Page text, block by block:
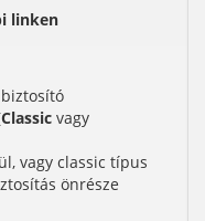
linken
Classic vagy
vagy classic típus
önrésze